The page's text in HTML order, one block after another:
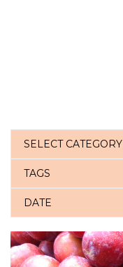
SELECT CATEGORY
TAGS
DATE